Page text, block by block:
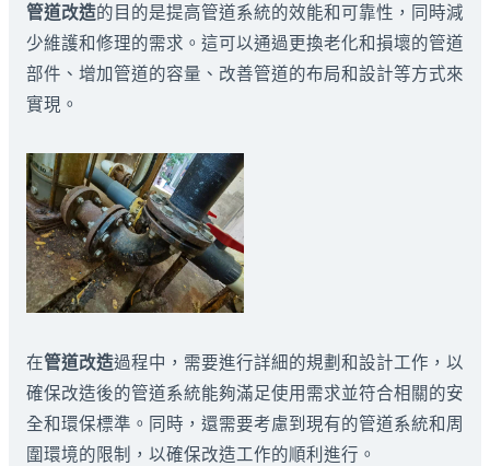
管道改造的目的是提高管道系統的效能和可靠性，同時減
少維護和修理的需求。這可以通過更換老化和損壞的管道
部件、增加管道的容量、改善管道的布局和設計等方式來
實現。
在管道改造過程中，需要進行詳細的規劃和設計工作，以
確保改造後的管道系統能夠滿足使用需求並符合相關的安
全和環保標準。同時，還需要考慮到現有的管道系統和周
圍環境的限制，以確保改造工作的順利進行。